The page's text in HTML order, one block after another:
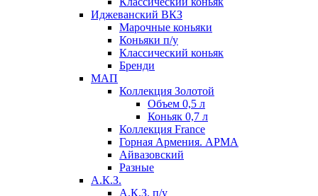
Иджеванский ВКЗ
Марочные коньяки
Коньяки п/у
Классический коньяк
Бренди
МАП
Коллекция Золотой
Объем 0,5 л
Коньяк 0,7 л
Коллекция France
Горная Армения. АРМА
Айвазовский
Разные
А.К.З.
А.К.З. п/у